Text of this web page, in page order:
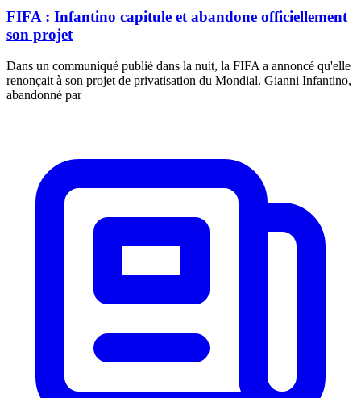
FIFA : Infantino capitule et abandone officiellement
son projet
Dans un communiqué publié dans la nuit, la FIFA a annoncé qu'elle
renonçait à son projet de privatisation du Mondial. Gianni Infantino,
abandonné par